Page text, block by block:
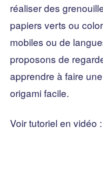
réaliser des
papiers verts ou
mobiles ou de
proposons de
apprendre à faire
origami facile.
Voir tutoriel en vidéo :